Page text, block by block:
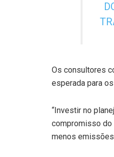
Os consultores
esperada para
“Investir no
compromisso do
menos